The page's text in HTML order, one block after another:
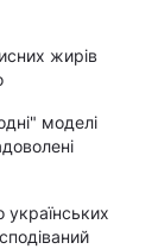
жирів
моделі
українських